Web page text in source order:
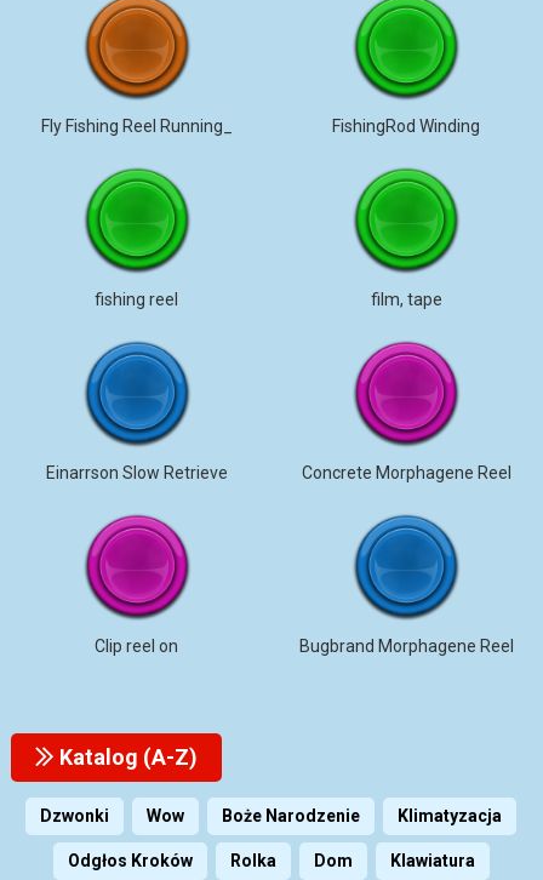
Fly Fishing Reel Running_ FishingRod Winding
fishing reel film, tape
Einarrson Slow Retrieve Concrete Morphagene Reel
Clip reel on Bugbrand Morphagene Reel
Katalog (A-Z)
Dzwonki Wow Boże Narodzenie Klimatyzacja
Odgłos Kroków Rolka Dom Klawiatura